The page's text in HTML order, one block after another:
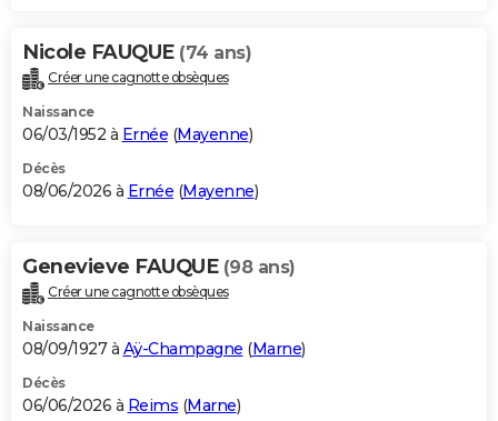
Carte de Noël
Carte Bonne année
Carte Saint-Valentin
Carte Pâques
Carte d'anniversaire
DICTIONNAIRE
Dictionnaire
Biographies
Citations
Expressions
Proverbes
PROGRAMME TV
S'inscrire
Se connecter
Lycées
Collèges
Primaires
Universités
Entreprises
Service militaire
Avis de recherche
AVIS DE DÉCÈS
Bricolage
Lifestyle
Culture
Sport
Auto
Television
Voyage
Cinema
Nicole FAUQUE (74 ans)
Créer une cagnotte obsèques
Naissance
06/03/1952 à Ernée (Mayenne)
Décès
08/06/2026 à Ernée (Mayenne)
Genevieve FAUQUE (98 ans)
Créer une cagnotte obsèques
Naissance
08/09/1927 à Aÿ-Champagne (Marne)
Décès
06/06/2026 à Reims (Marne)